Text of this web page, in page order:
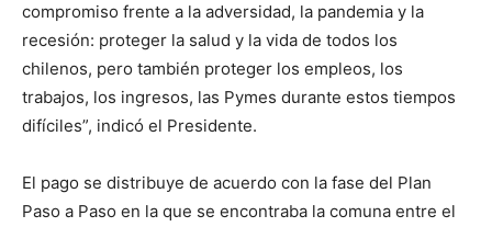
compromiso frente a la adversidad, la pandemia y la
recesión: proteger la salud y la vida de todos los
chilenos, pero también proteger los empleos, los
trabajos, los ingresos, las Pymes durante estos tiempos
difíciles”, indicó el Presidente.
El pago se distribuye de acuerdo con la fase del Plan
Paso a Paso en la que se encontraba la comuna entre el